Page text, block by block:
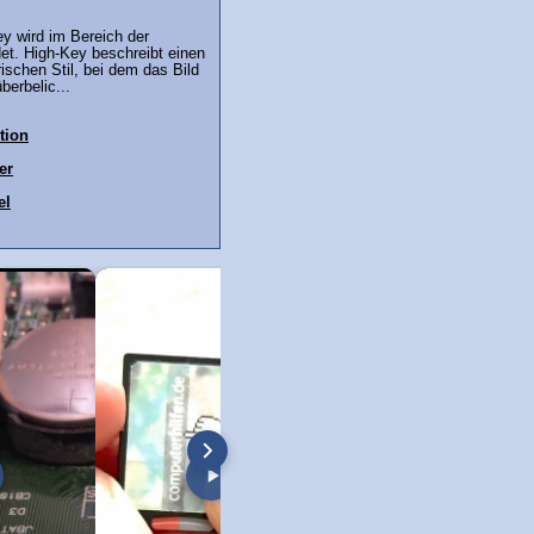
wird im Bereich der
High-Key beschreibt einen
Stil, bei dem das Bild